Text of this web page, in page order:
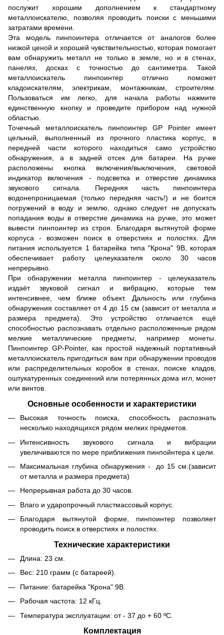
послужит хорошим дополнением к стандартному
металлоискателю, позволяя проводить поиски с меньшими
затратами времени.
Эта модель пинпоинтера отличается от аналогов более
низкой ценой и хорошей чувствительностью, которая помогает
вам обнаружить металл не только в земле, но и в стенах,
панелях, досках с точностью до сантиметра. Такой
металлоискатель пинпоинтер отлично поможет
кладоискателям, электрикам, монтажникам, строителям.
Пользоваться им легко, для начала работы нажмите
единственную кнопку и проведите прибором над нужной
областью.
Точечный металлоискатель пинпоинтер GP Pointer имеет
цельный, выполненный из прочного пластика корпус, в
передней части которого находиться само устройство
обнаружения, а в задней отсек для батареи. На ручке
расположены кнопка включения/выключения, световой
индикатор включения - подсветка и отверстие динамика
звукового сигнала. Передняя часть пинпоинтера
водонепроницаемая (только передняя часть!) и не боится
погружений в воду и землю, однако следует не допускать
попадания воды в отверстие динамика на ручке, это может
вывести пинпоинтер из строя. Благодаря вытянутой форме
корпуса - возможен поиск в отверстиях и полостях. Для
питания используется 1 батарейка типа "Крона" 9В, которая
обеспечивает работу целеуказателя около 30 часов
непрерывно.
При обнаружении металла пинпоинтер - целеуказатель
издаёт звуковой сигнал и вибрацию, которые тем
интенсивнее, чем ближе объект. Дальность или глубина
обнаружения составляет от 4 до 15 см (зависит от металла и
размера предмета). Это устройство отличается ещё
способностью распознавать отдельно расположенные рядом
мелкие металлические предметы, например монеты.
Пинпоинтер GP-Pointer, как простой надежный портативный
металлоискатель пригодиться вам при обнаружении проводов
или распределительных коробок в стенах, поиске кладов,
оштукатуренных соединений или потерянных дома игл, монет
или винтов.
Основные особенности и характеристики
Высокая точность поиска, способность распознать
несколько находящихся рядом мелких предметов.
Интенсивность звукового сигнала и вибрации
увеличиваются по мере приближения пинпойнтера к цели.
Максимальная глубина обнаружения - до 15 см.(зависит
от металла и размера предмета)
Непрерывная работа до 30 часов.
Влаго и ударопрочный пластмассовый корпус.
Благодаря вытянутой форме, пинпоинтер позволяет
проводить поиск в отверстиях и полостях.
Технические характеристики
Длина: 23 см.
Вес: 210 грамм (с батареей).
Питание: батарейка "Крона" 9В.
Рабочая частота: 12 кГц.
Температура эксплуатации: от - 37 до + 60 ºС.
Комплектация